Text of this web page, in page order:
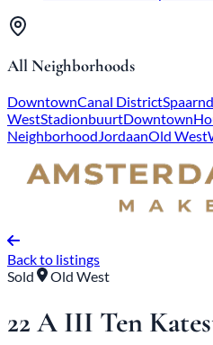
All Neighborhoods
DowntownCanal District
WestStadionbuurtDowntown
NeighborhoodJordaanOld West
Back to listings
Sold
Old West
22 A III Ten